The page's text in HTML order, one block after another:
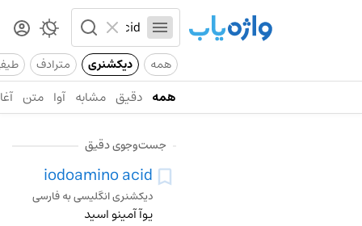
همه دیکشنری مترادف
همه دقیق مشابه آوا متن
جست‌وجوی دقیق
iodoamino acid
دیکشنری انگلیسی به فارسی
یوآ آمینو اسید